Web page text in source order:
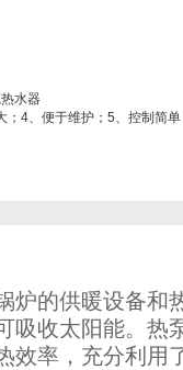
水器
；4、便于维护；5、控制简
炉的供暖设备和
吸收太阳能。热
效率，充分利用